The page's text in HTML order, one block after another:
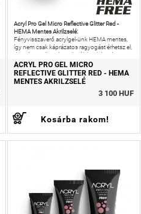
Acryl Pro Gel Micro Reflective Glitter Red -
HEMA Mentes Akrilzselé:
Fényvisszaverő acrylgel-ünk HEMA mentes,
így nem csak káprázatos ragyogást érhetsz el,
de még az allergiás reakciók kockázatát is
csökkentheted!
ACRYL PRO GEL MICRO
REFLECTIVE GLITTER RED - HEMA
MENTES AKRILZSELÉ
3 100 HUF
Kosárba rakom!